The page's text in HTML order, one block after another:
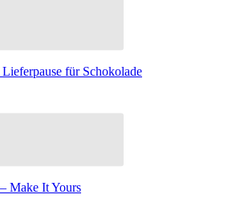
Lieferpause für Schokolade
Make It Yours